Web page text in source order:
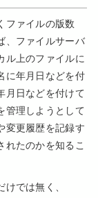
ファイルの版数
、ファイルサーバ
ル上のファイルに
に年月日などを付
月日などを付けて
管理しようとして
変更履歴を記録す
れたのかを知るこ
では無く、